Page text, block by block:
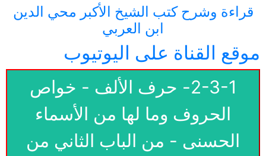
قراءة وشرح كتب الشيخ الأكبر محي الدين
ابن العربي
موقع القناة على اليوتيوب
2-3-1- حرف الألف - خواص
الحروف وما لها من الأسماء
الحسنى - من الباب الثاني من